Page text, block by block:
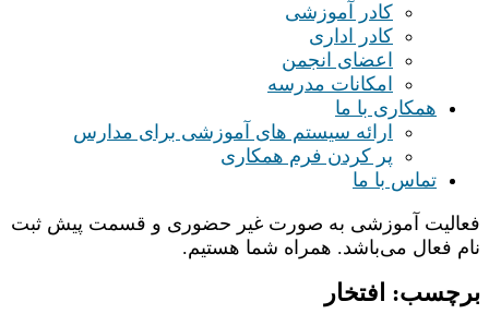
کادر آموزشی
کادر اداری
اعضای انجمن
امکانات مدرسه
همکاری با ما
ارائه سیستم های آموزشی برای مدارس
پر کردن فرم همکاری
تماس با ما
فعالیت آموزشی به صورت غیر حضوری و قسمت پیش ثبت
نام فعال می‌باشد. همراه شما هستیم.
برچسب: افتخار